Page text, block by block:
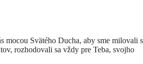
Svätého Ducha, aby sme milovali
rozhodovali sa vždy pre Teba, svojho